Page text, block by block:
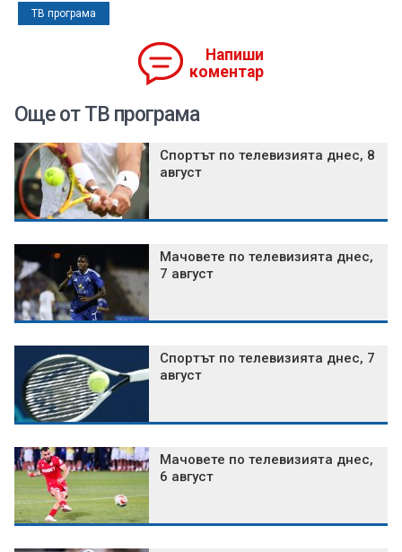
ТВ програма
Напиши
коментар
Още от ТВ програма
Спортът по телевизията днес, 8
август
Мачовете по телевизията днес,
7 август
Спортът по телевизията днес, 7
август
Мачовете по телевизията днес,
6 август